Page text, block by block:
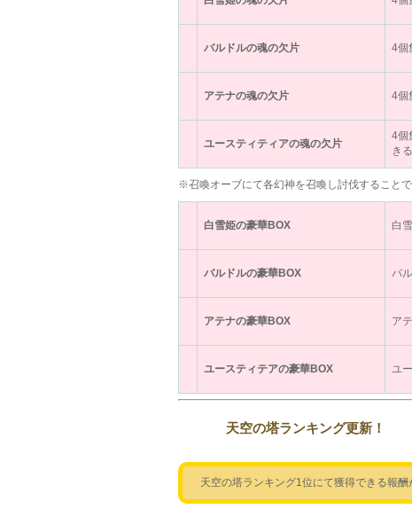
バルドルの魂の欠片 4個
アテナの魂の欠片 4個
ユースティティアの魂の欠片
4個
きる
※召喚オーブにて各幻神を召喚し討伐することで
白雪姫の豪華BOX 白
バルドルの豪華BOX バ
アテナの豪華BOX ア
ユースティテアの豪華BOX ユ
天空の塔ランキング更新！
天空の塔ランキング1位にて獲得できる報酬